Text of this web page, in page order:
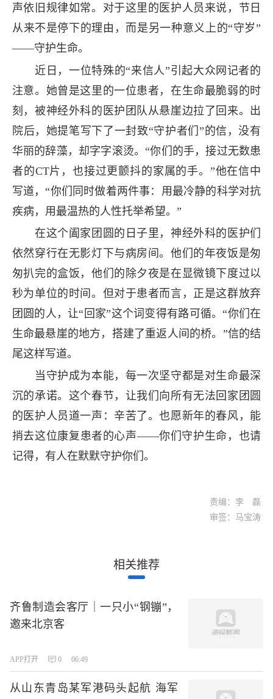
声依旧规律如常。对于这里的医护人员来说，节日
从来不是停下的理由，而是另一种意义上的“守岁”
——守护生命。
近日，一位特殊的“来信人”引起大众网记者的
注意。她曾是这里的一位患者，在生命最脆弱的时
刻，被神经外科的医护团队从悬崖边拉了回来。出
院后，她提笔写下了一封致“守护者们”的信，没有
华丽的辞藻，却字字滚烫。“你们的手，接过无数患
者的CT片，也接过更颤抖的家属的手。”他在信中
写道，“你们同时做着两件事：用最冷静的科学对抗
疾病，用最温热的人性托举希望。”
在这个阖家团圆的日子里，神经外科的医护们
依然穿行在无影灯下与病房间。他们的年夜饭是匆
匆扒完的盒饭，他们的除夕夜是在显微镜下度过以
秒为单位的时间。但对于患者而言，正是这群放弃
团圆的人，让“回家”这个词变得有路可循。“你们在
生命最悬崖的地方，搭建了重返人间的桥。”信的结
尾这样写道。
当守护成为本能，每一次坚守都是对生命最深
沉的承诺。这个春节，让我们向所有无法回家团圆
的医护人员道一声：辛苦了。也愿新年的春风，能
捎去这位康复患者的心声——你们守护生命，也请
记得，有人在默默守护你们。
责编：李 磊
审签：马宝涛
相关推荐
齐鲁制造会客厅｜一只小“钢镚”，
邀来北京客
APP打开 0 06:49
从山东青岛某军港码头起航 海军